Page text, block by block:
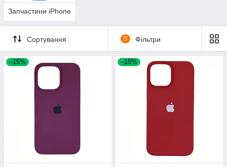
Запчастини iPhone
Сортування 0 Фільтри
–15% –15%